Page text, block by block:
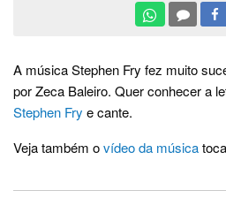
A música Stephen Fry fez muito
por Zeca Baleiro. Quer conhecer a
Stephen Fry e cante.
Veja também ovídeo da música